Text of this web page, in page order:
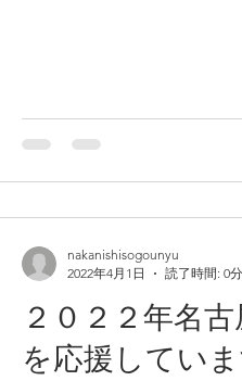
２０２２年名
を応援していま
nakanishisogounyu
2022年4月1日
読了時間: 0分